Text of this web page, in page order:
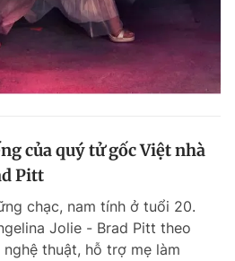
của quý tử gốc Việt nhà
Pitt
chạc, nam tính ở tuổi 20.
Jolie - Brad Pitt theo
thuật, hỗ trợ mẹ làm